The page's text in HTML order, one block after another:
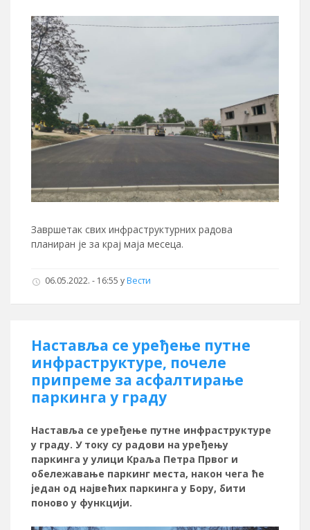
Завршетак свих инфраструктурних радова
планиран је за крај маја месеца.
06.05.2022. - 16:55 уВести
Наставља се уређење путне
инфраструктуре, почеле
припреме за асфалтирање
паркинга у граду
Наставља се уређење путне инфраструктуре
у граду. У току су радови на уређењу
паркинга у улици Краља Петра Првог и
обележавање паркинг места, након чега ће
један од највећих паркинга у Бору, бити
поново у функцији.